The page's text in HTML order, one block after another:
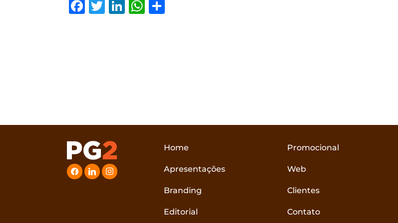
Facebook
Twitter
LinkedIn
WhatsApp
facebook
linkedininstagram
Home
Apresentações
Branding
Editorial
Promocional
Web
Clientes
Contato